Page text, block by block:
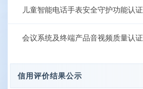
儿童智能电话手表安全守护功能认证
会议系统及终端产品音视频质量认证
信用评价结果公示